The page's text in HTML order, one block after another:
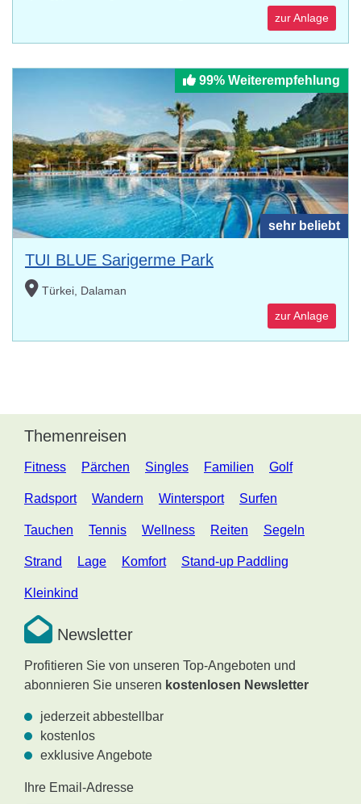
zur Anlage
99% Weiterempfehlung
sehr beliebt
TUI BLUE Sarigerme Park
Türkei, Dalaman
zur Anlage
Themenreisen
Fitness Pärchen Singles Familien Golf
Radsport Wandern Wintersport Surfen
Tauchen Tennis Wellness Reiten Segeln
Strand Lage Komfort Stand-up Paddling
Kleinkind
Newsletter
Profitieren Sie von unseren Top-Angeboten und
abonnieren Sie unseren kostenlosen Newsletter
jederzeit abbestellbar
kostenlos
exklusive Angebote
Ihre Email-Adresse